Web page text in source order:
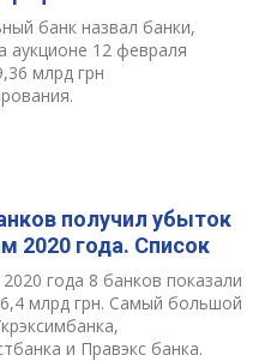
банк назвал банки,
аукционе 12 февраля
млрд грн
получил убыток
2020 года. Список
года 8 банков показали
млрд грн. Самый большой
и Правэкс банка.